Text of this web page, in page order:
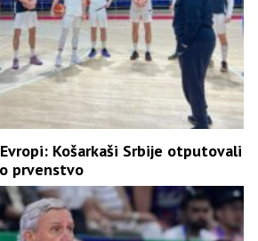
Košarkaši Srbije otputovali
prvenstvo